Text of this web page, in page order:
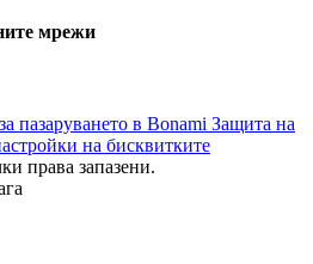
мрежи
пазаруването в Bonami Защита на
на бисквитките
права запазени.